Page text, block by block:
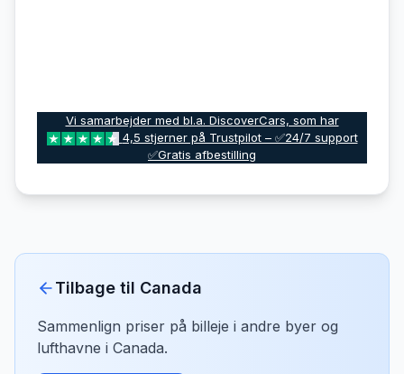
Vi samarbejder med bl.a. DiscoverCars, som har
4,5 stjerner på Trustpilot – ✅24/7 support
✅Gratis afbestilling
Tilbage til Canada
Sammenlign priser på billeje i andre byer og
lufthavne i Canada.